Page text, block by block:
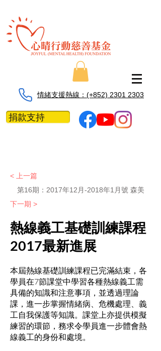
情緒支援熱線：​​(+852) 2301 2303
捐款支持
< 上一篇
第16期：2017年12月-2018年1月號 森美
下一期 >
熱線義工基礎訓練課程
2017最新進展
本屆熱線基礎訓練課程已完滿結束，各
學員在7節課堂中學習各種熱線義工需
具備的知識和注意事項，並透過理論
課，進一步掌握情緒病、危機處理、義
工自我保護等知識。課堂上亦提供模擬
練習的環節，務求令學員進一步體會熱
線義工的身份和處境。